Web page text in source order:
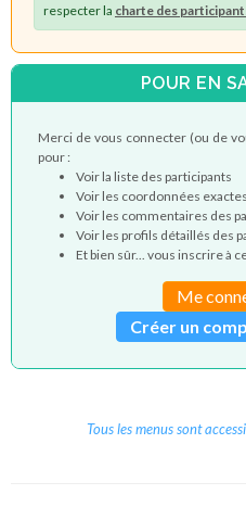
respecter la charte des
POUR EN
Merci de vous connecter (ou de
pour :
Voir la liste des participants
Voir les coordonnées exactes
Voir les commentaires des
Voir les profils détaillés des
Et bien sûr... vous inscrire à
Me
Créer un
Tous les menus sont